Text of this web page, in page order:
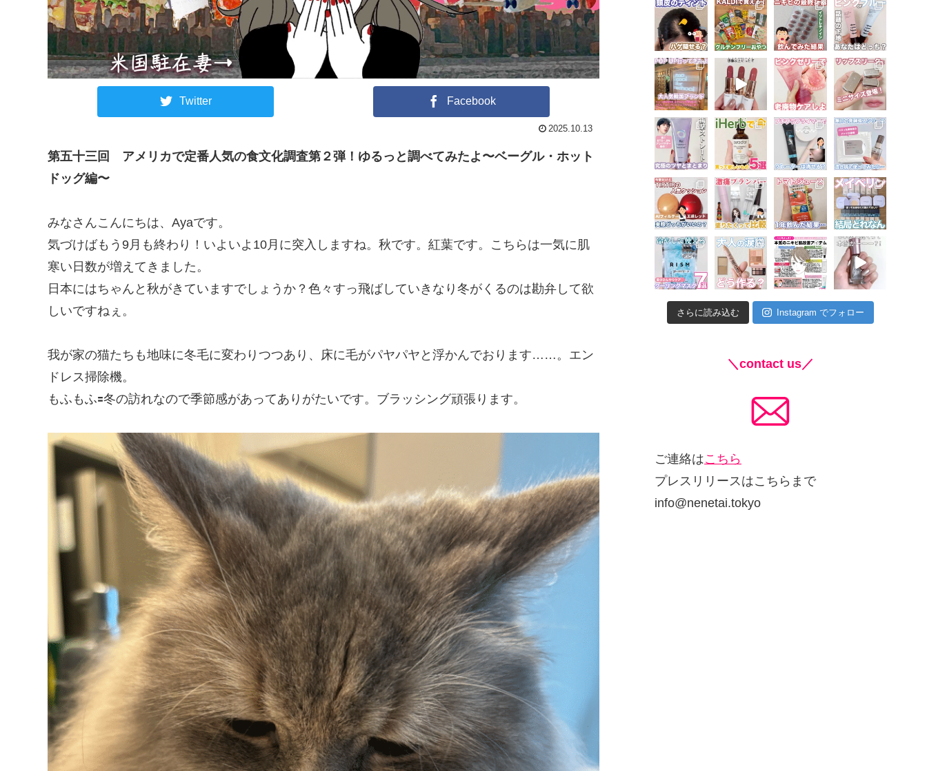
Twitter Facebook
2025.10.13
第五十三回
アメリカで定番人気の食文化調査第２弾！ゆるっと調べてみたよ〜ベーグル・ホット
ドッグ編〜
みなさんこんにちは、Ayaです。
気づけばもう9月も終わり！いよいよ10月に突入しますね。秋です。紅葉です。こちらは一気に肌
寒い日数が増えてきました。
日本にはちゃんと秋がきていますでしょうか？色々すっ飛ばしていきなり冬がくるのは勘弁して欲
しいですねぇ。
我が家の猫たちも地味に冬毛に変わりつつあり、床に毛がパヤパヤと浮かんでおります……。エン
ドレス掃除機。
もふもふ🟰冬の訪れなので季節感があってありがたいです。ブラッシング頑張ります。
さらに読み込む Instagram でフォロー
＼contact us／
ご連絡はこちら
プレスリリースはこちらまで
info@nenetai.tokyo